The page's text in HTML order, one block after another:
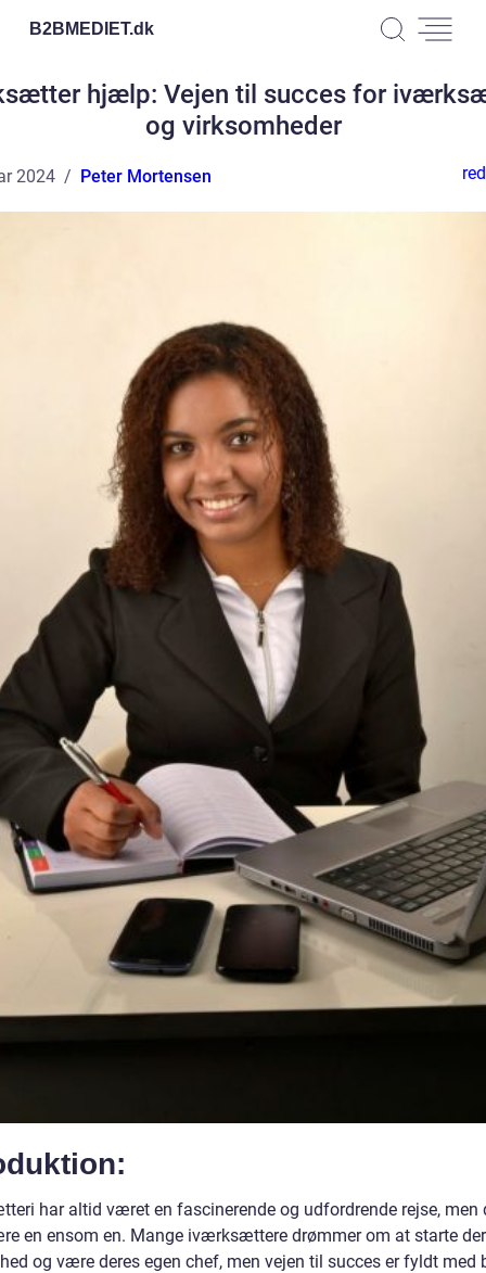
B2BMEDIET.dk
hjælp: Vejen til succes for
og virksomheder
2024 Peter Mortensen
har altid været en fascinerende og udfordrende rejse, men
en ensom en. Mange iværksættere drømmer om at starte
og være deres egen chef, men vejen til succes er fyldt med